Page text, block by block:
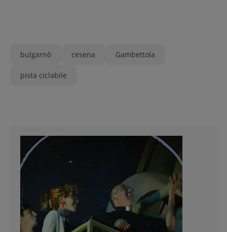
bulgarnò cesena Gambettola
pista ciclabile